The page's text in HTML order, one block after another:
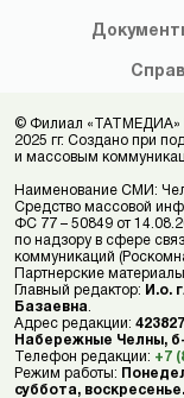
© Филиал «ТАТМЕДИА»
2025 гг. Создано при
и массовым
Наименование СМИ:
Средство массовой
ФС 77 – 50849 от
по надзору в сфере
коммуникаций
Партнерские
Главный редактор: И.о.
Базаевна
Адрес редакции:
Набережные Челны,
Телефон редакции: +7
Режим работы:
суббота, воскресенье.